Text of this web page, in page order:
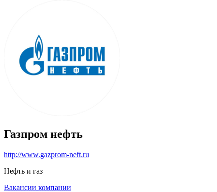
Газпром нефть
http://www.gazprom-neft.ru
Нефть и газ
Вакансии компании